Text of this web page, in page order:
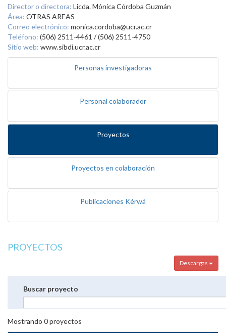
Director o directora: Licda. Mónica Córdoba Guzmán
Área: OTRAS AREAS
Correo electrónico: monica.cordoba@ucr.ac.cr
Teléfono: (506) 2511-4461 / (506) 2511-4750
Sitio web: www.sibdi.ucr.ac.cr
Personas investigadoras
Personal colaborador
Proyectos
Proyectos en colaboración
Publicaciones Kérwá
PROYECTOS
Descargas
Buscar proyecto
Mostrando 0proyectos